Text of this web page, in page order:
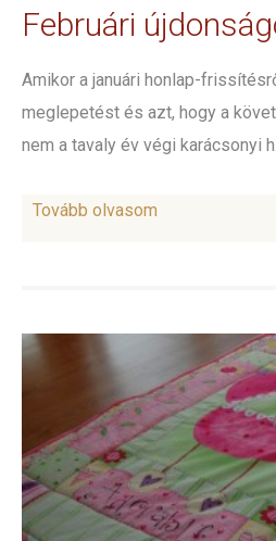
Februári
Amikor a januári honlap-
meglepetést és azt, hogy a
nem a tavaly év végi karácsonyi
Tovább olvasom